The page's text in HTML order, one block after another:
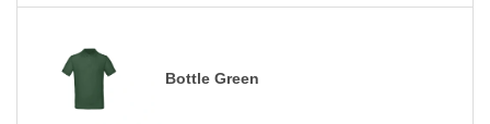
Bottle Green